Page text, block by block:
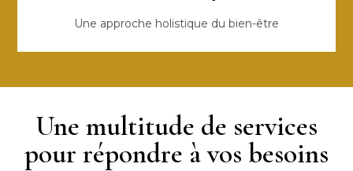
Une approche holistique du bien-être
Une multitude de services
pour répondre à vos besoins